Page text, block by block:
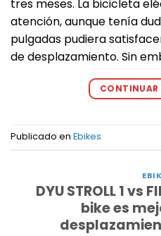
tres meses. La bicicleta
atención, aunque tenía
pulgadas pudiera
de desplazamiento. Sin
CONTINUAR
Publicado en Ebikes
DYU STROLL 1 vs
bike es